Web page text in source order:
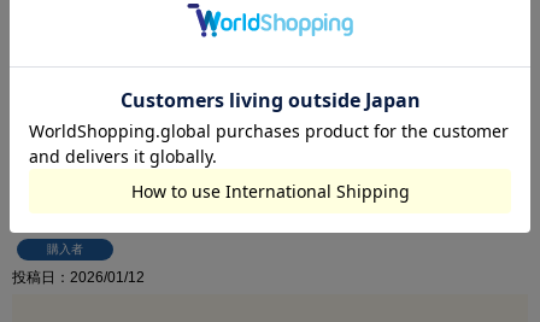
両面裏毛ボーダートレーナー／一部店舗限定
購入者
投稿日 2026/01/12